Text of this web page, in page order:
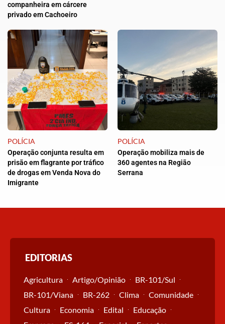
companheira em cárcere
privado em Cachoeiro
POLÍCIA
Operação conjunta resulta em
prisão em flagrante por tráfico
de drogas em Venda Nova do
Imigrante
POLÍCIA
Operação mobiliza mais de
360 agentes na Região
Serrana
EDITORIAS
Agricultura Artigo/Opinião
BR-101/Sul
BR-101/Viana
BR-262 Clima
Comunidade
Cultura
Economia Edital
Educação